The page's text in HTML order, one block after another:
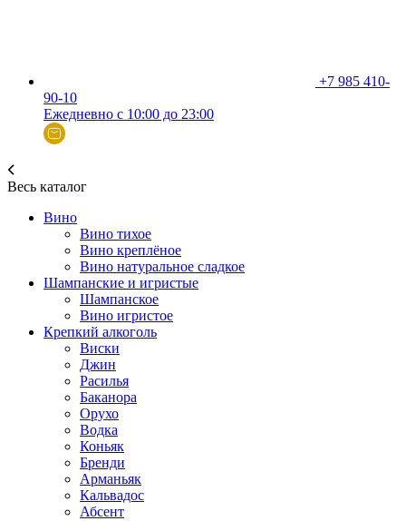
+7 985 410-
90-10
Ежедневно с 10:00 до 23:00
Весь каталог
Вино
Вино тихое
Вино креплёное
Вино натуральное сладкое
Шампанские и игристые
Шампанское
Вино игристое
Крепкий алкоголь
Виски
Джин
Расилья
Баканора
Орухо
Водка
Коньяк
Бренди
Арманьяк
Кальвадос
Абсент